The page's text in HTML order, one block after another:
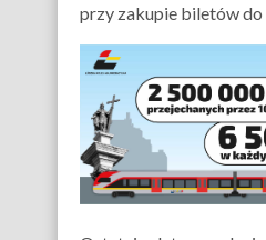
przy zakupie biletów